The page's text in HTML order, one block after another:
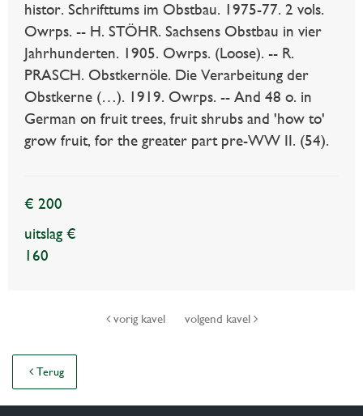
histor. Schrifttums im Obstbau. 1975-77. 2 vols.
Owrps. -- H. STÖHR. Sachsens Obstbau in vier
Jahrhunderten. 1905. Owrps. (Loose). -- R.
PRASCH. Obstkernöle. Die Verarbeitung der
Obstkerne (…). 1919. Owrps. -- And 48 o. in
German on fruit trees, fruit shrubs and 'how to'
grow fruit, for the greater part pre-WW II. (54).
€ 200
uitslag €
160
vorig kavel volgend kavel
Terug